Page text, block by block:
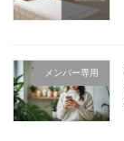
メンバー専用